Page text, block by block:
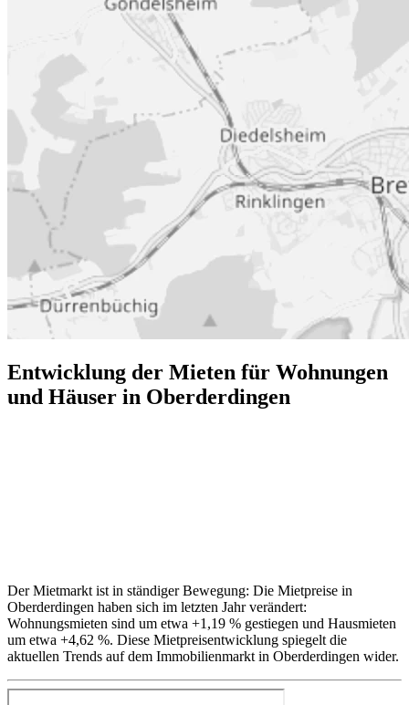
Entwicklung der Mieten für Wohnungen
und Häuser in Oberderdingen
Der Mietmarkt ist in ständiger Bewegung: Die Mietpreise in
Oberderdingen haben sich im letzten Jahr verändert:
Wohnungsmieten sind um etwa +1,19 % gestiegen und Hausmieten
um etwa +4,62 %. Diese Mietpreisentwicklung spiegelt die
aktuellen Trends auf dem Immobilienmarkt in Oberderdingen wider.